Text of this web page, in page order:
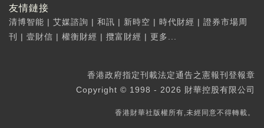
友情鏈接
清博智能 | 艾媒諮詢 | 和訊 | 新時空 | 時代財經 | 證券市場周
刊
| 壹財信 | 權衡財經 | 攬富財經 | 更多...
香港政府指定刊載法定通告之憲報刊登報章
Copyright © 1998 - 2026 財華控股有限公司
香港財華社版權所有,未經同意不得轉載。